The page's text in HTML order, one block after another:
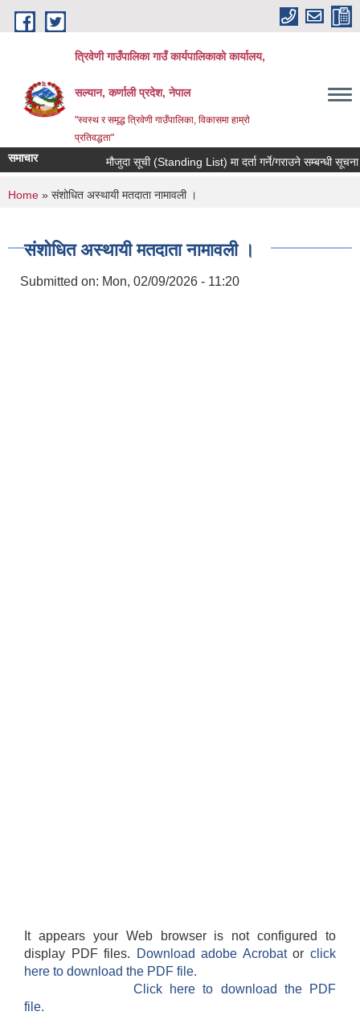
Skip to main content
त्रिवेणी गाउँपालिका गाउँ कार्यपालिकाकाे कार्यालय,
सल्यान, कर्णाली प्रदेश, नेपाल
"स्वस्थ र समृद्ध त्रिवेणी गाउँपालिका, विकासमा हाम्राे
प्रतिवद्धता"
समाचार मौजुदा सूची (Standing List) मा दर्ता गर्ने/गराउने सम्बन्धी सूचना
You are here
Home » संशोधित अस्थायी मतदाता नामावली ।
संशोधित अस्थायी मतदाता नामावली ।
Submitted on: Mon, 02/09/2026 - 11:20
It appears your Web browser is not configured to
display PDF files.
Download adobe Acrobatorclick
here to download the PDF file.
Click here to download the PDF
file.